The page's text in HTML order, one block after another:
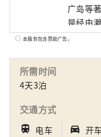
广岛等
是经由濑户
“水果
本服务包含赞助广告。
所需时间
4天3泊
交通方式
train 电车 directions_car_filled 开